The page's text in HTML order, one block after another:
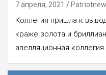
7 апреля, 2021
Коллегия пришла к
краже золота и
апелляционная